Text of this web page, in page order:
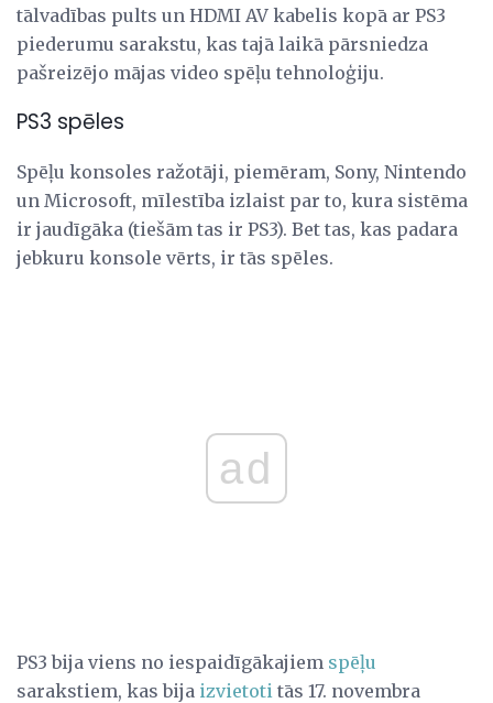
tālvadības pults un HDMI AV kabelis kopā ar PS3
piederumu sarakstu, kas tajā laikā pārsniedza
pašreizējo mājas video spēļu tehnoloģiju.
PS3 spēles
Spēļu konsoles ražotāji, piemēram, Sony, Nintendo
un Microsoft, mīlestība izlaist par to, kura sistēma
ir jaudīgāka (tiešām tas ir PS3). Bet tas, kas padara
jebkuru konsole vērts, ir tās spēles.
ad
PS3 bija viens no iespaidīgākajiem spēļu
sarakstiem, kas bija izvietoti tās 17. novembra